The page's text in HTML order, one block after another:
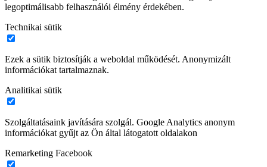
legoptimálisabb felhasználói élmény érdekében.
Technikai sütik
Ezek a sütik biztosítják a weboldal működését. Anonymizált
információkat tartalmaznak.
Analitikai sütik
Szolgáltatásaink javítására szolgál. Google Analytics anonym
információkat gyűjt az Ön által látogatott oldalakon
Remarketing Facebook